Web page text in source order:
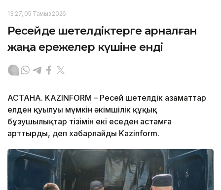
13:27, 05 Тамыз 2026
Ресейде шетелдіктерге арналған
жаңа ережелер күшіне енді
АСТАНА. KAZINFORM – Ресей шетелдік азаматтар
елден қуылуы мүмкін әкімшілік құқық
бұзушылықтар тізімін екі еседен астамға
арттырды, деп хабарлайды Kazinform.